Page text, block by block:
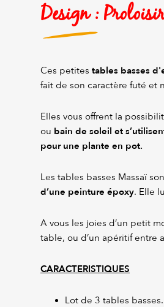
Design :
Ces petites tables basses
fait de son caractère futé et
Elles vous offrent la
ou bain de soleil et
pour une plante en pot.
Les tables basses Massaï
d’une peinture époxy. Elle
A vous les joies d’un petit
table, ou d’un apéritif entre
CARACTERISTIQUES
Lot de 3 tables basses.